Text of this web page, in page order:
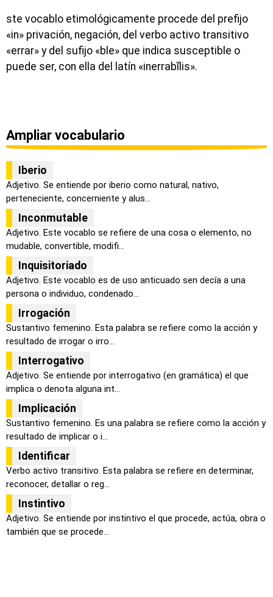
ste vocablo etimológicamente procede del prefijo
«in» privación, negación, del verbo activo transitivo
«errar» y del sufijo «ble» que indica susceptible o
puede ser, con ella del latín «inerrabĭlis».
Ampliar vocabulario
Iberio
Adjetivo. Se entiende por iberio como natural, nativo,
perteneciente, concerniente y alus...
Inconmutable
Adjetivo. Este vocablo se refiere de una cosa o elemento, no
mudable, convertible, modifi...
Inquisitoriado
Adjetivo. Este vocablo es de uso anticuado sen decía a una
persona o individuo, condenado...
Irrogación
Sustantivo femenino. Esta palabra se refiere como la acción y
resultado de irrogar o irro...
Interrogativo
Adjetivo. Se entiende por interrogativo (en gramática) el que
implica o denota alguna int...
Implicación
Sustantivo femenino. Es una palabra se refiere como la acción y
resultado de implicar o i...
Identificar
Verbo activo transitivo. Esta palabra se refiere en determinar,
reconocer, detallar o reg...
Instintivo
Adjetivo. Se entiende por instintivo el que procede, actúa, obra o
también que se procede...